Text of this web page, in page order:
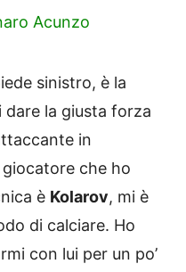
Acunzo
sinistro, è la
la giusta forza
in
che ho
è Kolarov, mi è
di calciare. Ho
con lui per un po’